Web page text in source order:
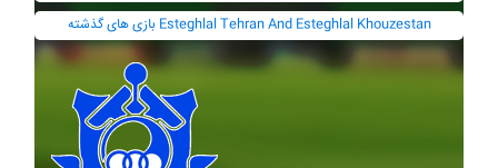
بازی های گذشته Esteghlal Tehran And Esteghlal Khouzestan